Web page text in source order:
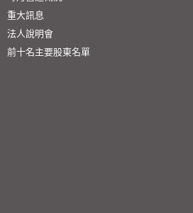
重大訊息
法人說明會
前十名主要股東名單